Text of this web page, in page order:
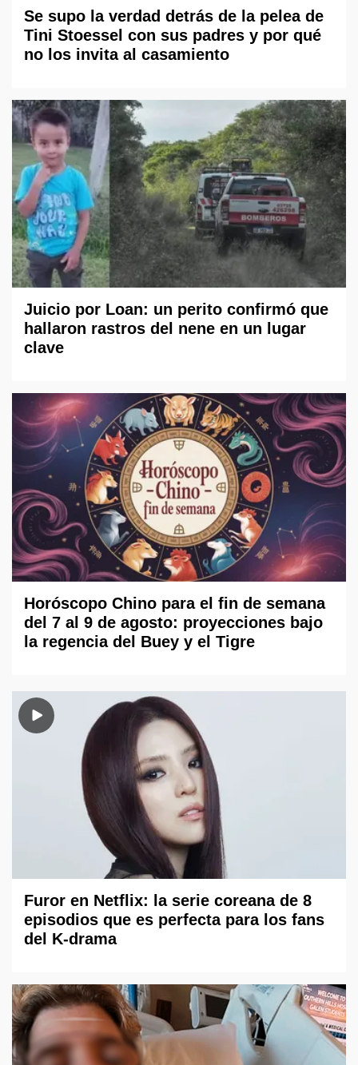
Se supo la verdad detrás de la pelea de
Tini Stoessel con sus padres y por qué
no los invita al casamiento
Juicio por Loan: un perito confirmó que
hallaron rastros del nene en un lugar
clave
Horóscopo Chino para el fin de semana
del 7 al 9 de agosto: proyecciones bajo
la regencia del Buey y el Tigre
Furor en Netflix: la serie coreana de 8
episodios que es perfecta para los fans
del K-drama